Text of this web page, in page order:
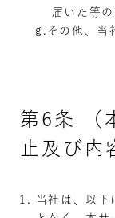
届いた等
その他、当
第6条 （
止及び内
当社は、以下